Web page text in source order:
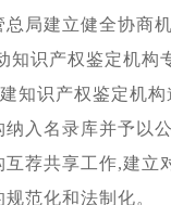
局建立健全协商
知识产权鉴定机构
知识产权鉴定机
入名录库并予以
荐共享工作,建
范化和法制化。